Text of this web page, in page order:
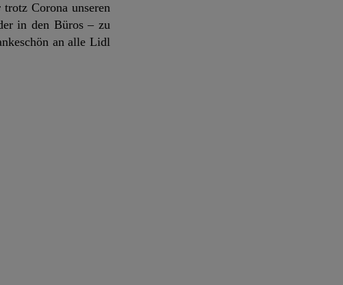
Corona unseren
in den Büros – zu
an alle Lidl